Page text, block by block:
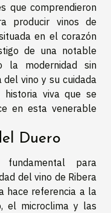
que comprendieron
producir vinos de
en el corazón
de una notable
la modernidad sin
vino y su cuidada
viva que se
en esta venerable
Duero
para
del vino de Ribera
hace referencia a la
el microclima y las